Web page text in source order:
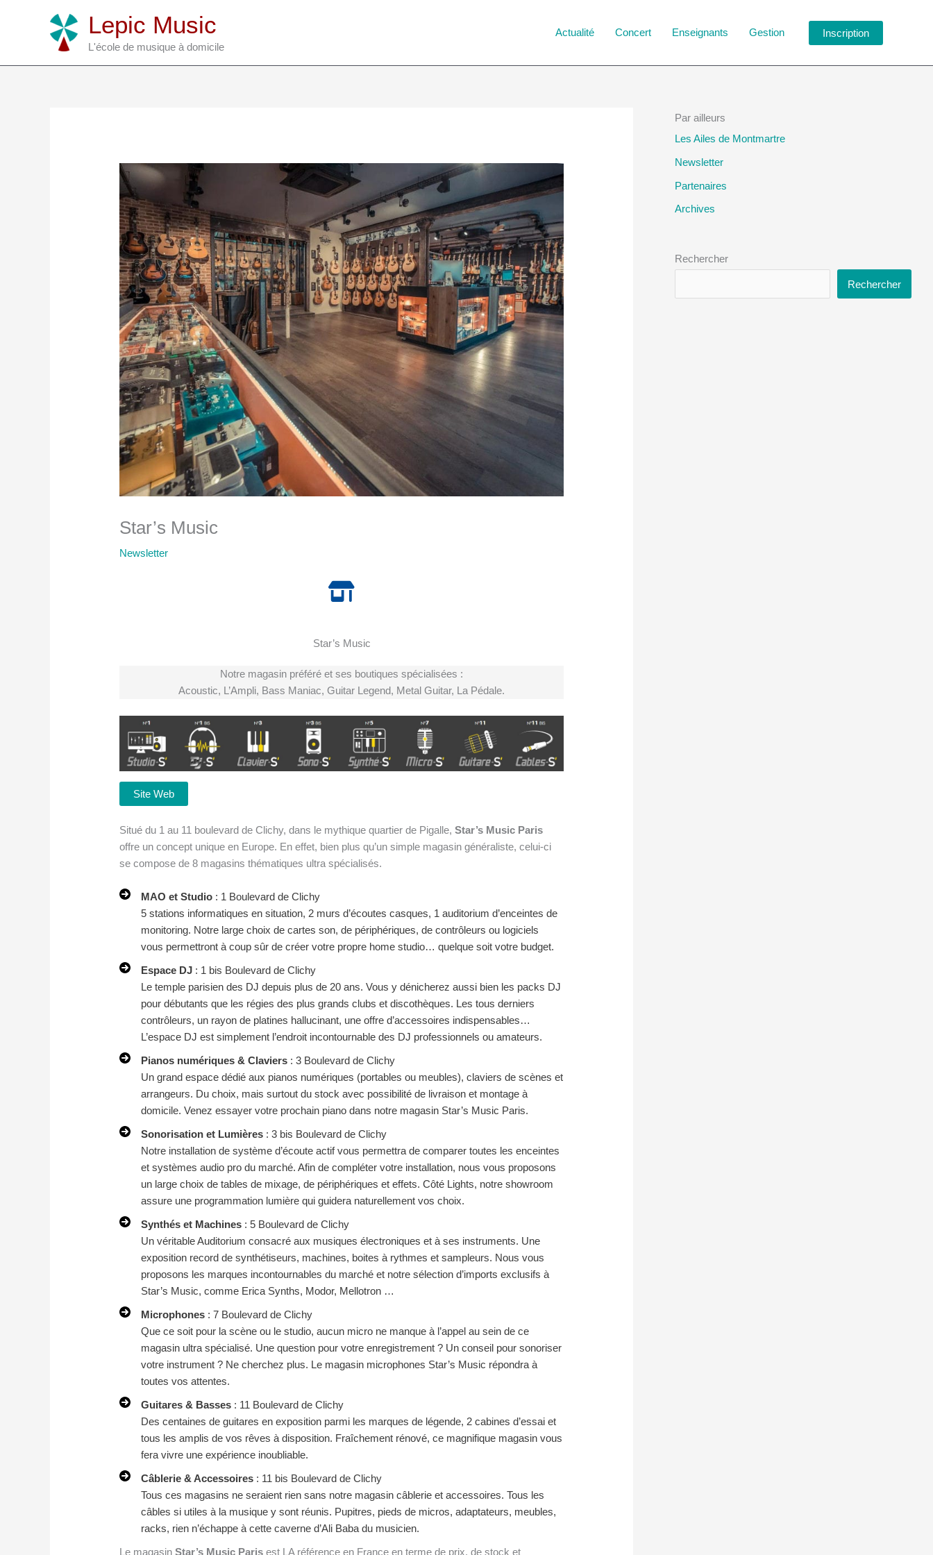
Lepic Music
L'école de musique à domicile
Actualité Concert Enseignants Gestion Inscription
Star’s Music
Newsletter
Star’s Music
Notre magasin préféré et ses boutiques spécialisées :
Acoustic, L’Ampli, Bass Maniac, Guitar Legend, Metal Guitar, La Pédale.
Site Web
Situé du 1 au 11 boulevard de Clichy, dans le mythique quartier de Pigalle,Star’s Music Paris
offre un concept unique en Europe. En effet, bien plus qu’un simple magasin généraliste, celui-ci
se compose de 8 magasins thématiques ultra spécialisés.
MAO et Studio : 1 Boulevard de Clichy
5 stations informatiques en situation, 2 murs d’écoutes casques, 1 auditorium d’enceintes de
monitoring. Notre large choix de cartes son, de périphériques, de contrôleurs ou logiciels
vous permettront à coup sûr de créer votre propre home studio… quelque soit votre budget.
Espace DJ : 1 bis Boulevard de Clichy
Le temple parisien des DJ depuis plus de 20 ans. Vous y dénicherez aussi bien les packs DJ
pour débutants que les régies des plus grands clubs et discothèques. Les tous derniers
contrôleurs, un rayon de platines hallucinant, une offre d’accessoires indispensables…
L’espace DJ est simplement l’endroit incontournable des DJ professionnels ou amateurs.
Pianos numériques & Claviers : 3 Boulevard de Clichy
Un grand espace dédié aux pianos numériques (portables ou meubles), claviers de scènes et
arrangeurs. Du choix, mais surtout du stock avec possibilité de livraison et montage à
domicile. Venez essayer votre prochain piano dans notre magasin Star’s Music Paris.
Sonorisation et Lumières : 3 bis Boulevard de Clichy
Notre installation de système d’écoute actif vous permettra de comparer toutes les enceintes
et systèmes audio pro du marché. Afin de compléter votre installation, nous vous proposons
un large choix de tables de mixage, de périphériques et effets. Côté Lights, notre showroom
assure une programmation lumière qui guidera naturellement vos choix.
Synthés et Machines : 5 Boulevard de Clichy
Un véritable Auditorium consacré aux musiques électroniques et à ses instruments. Une
exposition record de synthétiseurs, machines, boites à rythmes et sampleurs. Nous vous
proposons les marques incontournables du marché et notre sélection d’imports exclusifs à
Star’s Music, comme Erica Synths, Modor, Mellotron …
Microphones : 7 Boulevard de Clichy
Que ce soit pour la scène ou le studio, aucun micro ne manque à l’appel au sein de ce
magasin ultra spécialisé. Une question pour votre enregistrement ? Un conseil pour sonoriser
votre instrument ? Ne cherchez plus. Le magasin microphones Star’s Music répondra à
toutes vos attentes.
Guitares & Basses : 11 Boulevard de Clichy
Des centaines de guitares en exposition parmi les marques de légende, 2 cabines d’essai et
tous les amplis de vos rêves à disposition. Fraîchement rénové, ce magnifique magasin vous
fera vivre une expérience inoubliable.
Câblerie & Accessoires : 11 bis Boulevard de Clichy
Tous ces magasins ne seraient rien sans notre magasin câblerie et accessoires. Tous les
câbles si utiles à la musique y sont réunis. Pupitres, pieds de micros, adaptateurs, meubles,
racks, rien n’échappe à cette caverne d’Ali Baba du musicien.
Le magasinStar’s Music Paris est LA référence en France en terme de prix, de stock et
Par ailleurs
Les Ailes de Montmartre
Newsletter
Partenaires
Archives
Rechercher
Rechercher